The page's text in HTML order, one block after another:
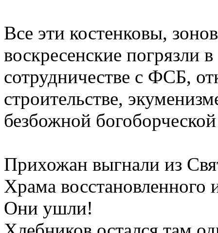
Все эти костенковы,
воскресенские погрязли
сотрудничестве с ФСБ,
строительстве,
безбожной
Прихожан выгнали из
Храма восстановленного
Они ушли!